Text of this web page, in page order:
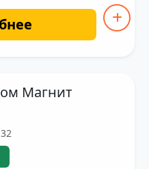
Магнит